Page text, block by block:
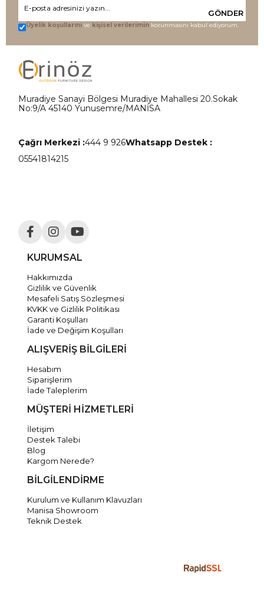
GÖNDER
Üyelik koşullarını ve kişisel verilerimin korunmasını kabul ediyorum.
Muradiye Sanayi Bölgesi Muradiye Mahallesi 20.Sokak
No:9/A 45140 Yunusemre/MANİSA
Çağrı Merkezi :444 9 926Whatsapp Destek :
05541814215
KURUMSAL
Hakkımızda
Gizlilik ve Güvenlik
Mesafeli Satış Sözleşmesi
KVKK ve Gizlilik Politikası
Garanti Koşulları
İade ve Değişim Koşulları
ALIŞVERİŞ BİLGİLERİ
Hesabım
Siparişlerim
İade Taleplerim
MÜŞTERİ HİZMETLERİ
İletişim
Destek Talebi
Blog
Kargom Nerede?
BİLGİLENDİRME
Kurulum ve Kullanım Klavuzları
Manisa Showroom
Teknik Destek